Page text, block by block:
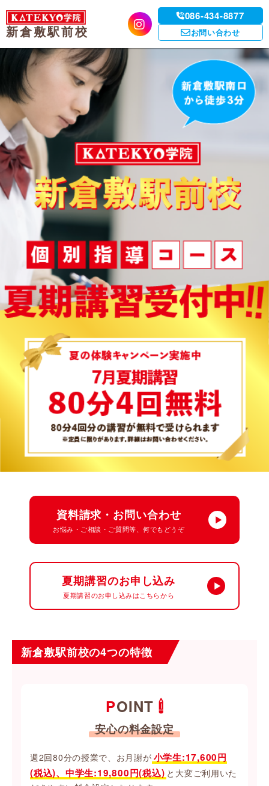
新倉敷駅前校
086-434-8877
お問い合わせ
資料請求・お問い合わせ
お悩み・ご相談・ご質問等、何でもどうぞ
夏期講習のお申し込み
夏期講習のお申し込みはこちらから
新倉敷駅前校の4つの特徴
POINT
安心の料金設定
週2回80分の授業で、お月謝が 小学生:17,600円
(税込)、中学生:19,800円(税込) と大変ご利用いた